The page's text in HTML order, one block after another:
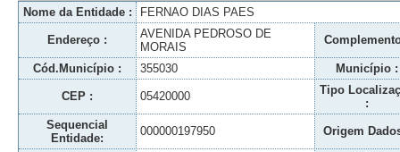
Nome da Entidade :
FERNAO DIAS PAES
Endereço :
AVENIDA PEDROSO DE
MORAIS
Cód.Município : 355030 Município :
CEP : 05420000
Tipo
:
Sequencial
Entidade:
000000197950 Origem